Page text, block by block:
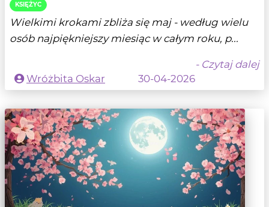
KSIĘŻYC
Wielkimi krokami zbliża się maj - według wielu
osób najpiękniejszy miesiąc w całym roku, p...
- Czytaj dalej
Wróżbita Oskar
30-04-2026